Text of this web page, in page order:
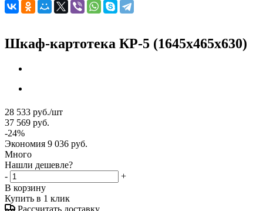
Шкаф-картотека КР-5 (1645x465x630)
28 533 руб./шт
37 569 руб.
-24%
Экономия 9 036 руб.
Много
Нашли дешевле?
-
+
В корзину
Купить в 1 клик
Рассчитать доставку